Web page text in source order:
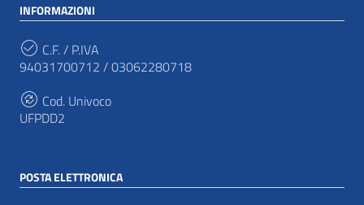
INFORMAZIONI
C.F. / P.IVA
94031700712 / 03062280718
Cod. Univoco
UFPDD2
POSTA ELETTRONICA